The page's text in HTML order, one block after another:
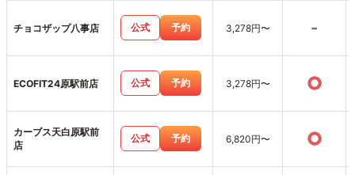
チョコザップ八事店 公式 予約 3,278円〜 -
ECOFIT24原駅前店 公式 予約 3,278円〜 ○
カーブス天白原駅前
店
公式 予約 6,820円〜 ○